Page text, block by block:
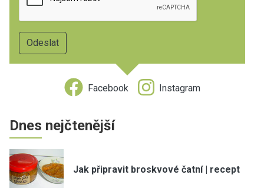
Facebook Instagram
Dnes nejčtenější
Jak připravit broskvové čatní | recept